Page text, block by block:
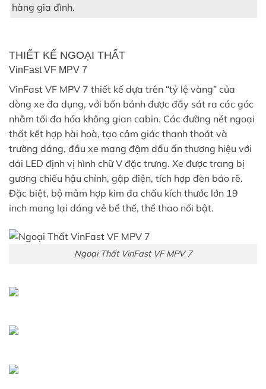
hàng gia đình.
THIẾT KẾ NGOẠI THẤT
VinFast VF MPV 7
VinFast VF MPV 7 thiết kế dựa trên “tỷ lệ vàng” của
dòng xe đa dụng, với bốn bánh được đẩy sát ra các góc
nhằm tối đa hóa không gian cabin. Các đường nét ngoại
thất kết hợp hài hoà, tạo cảm giác thanh thoát và
trường dáng, đầu xe mang đậm dấu ấn thương hiệu với
dải LED định vị hình chữ V đặc trưng. Xe được trang bị
gương chiếu hậu chỉnh, gập điện, tích hợp đèn báo rẽ.
Đặc biệt, bộ mâm hợp kim đa chấu kích thước lớn 19
inch mang lại dáng vẻ bề thế, thể thao nổi bật.
Ngoại Thất VinFast VF MPV 7